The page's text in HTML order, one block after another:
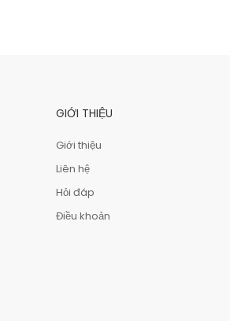
GIỚI THIỆU
Giới thiệu
Liên hệ
Hỏi đáp
Điều khoản